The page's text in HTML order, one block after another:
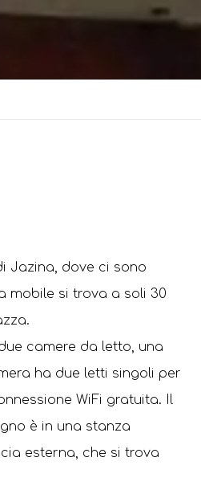
Jazina, dove ci sono
mobile si trova a soli 30
camere da letto, una
ha due letti singoli per
WiFi gratuita. Il
è in una stanza
esterna, che si trova